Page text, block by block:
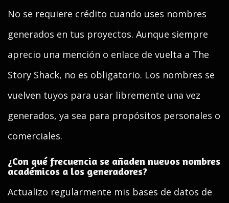
No se requiere crédito cuando uses nombres
generados en tus proyectos. Aunque siempre
aprecio una mención o enlace de vuelta a The
Story Shack, no es obligatorio. Los nombres se
vuelven tuyos para usar libremente una vez
generados, ya sea para propósitos personales o
comerciales.
¿Con qué frecuencia se añaden nuevos nombres
académicos a los generadores?
Actualizo regularmente mis bases de datos de